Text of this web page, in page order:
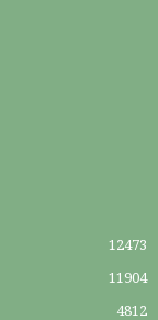
12473
11904
4812